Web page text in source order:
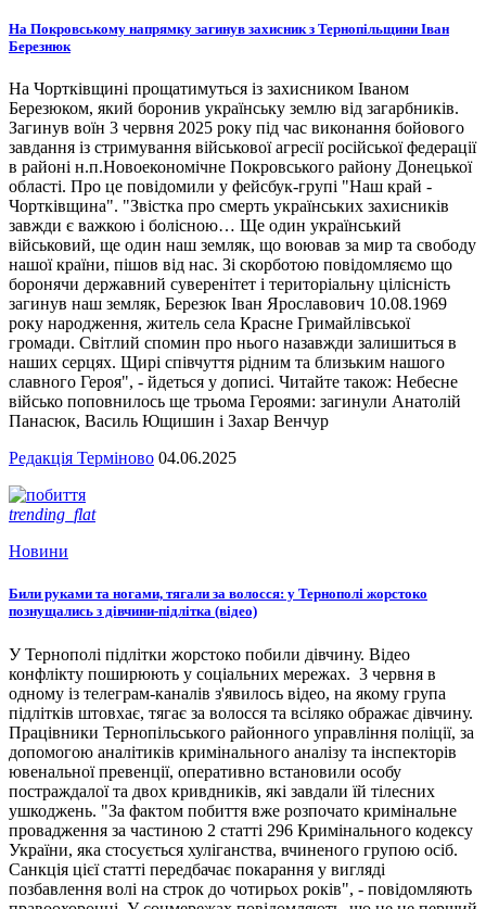
На Покровському напрямку загинув захисник з Тернопільщини Іван
Березнюк
На Чортківщині прощатимуться із захисником Іваном
Березюком, який боронив українську землю від загарбників.
Загинув воїн 3 червня 2025 року під час виконання бойового
завдання із стримування військової агресії російської федерації
в районі н.п.Новоекономічне Покровського району Донецької
області. Про це повідомили у фейсбук-групі "Наш край -
Чортківщина". "Звістка про смерть українських захисників
завжди є важкою і болісною… Ще один український
військовий, ще один наш земляк, що воював за мир та свободу
нашої країни, пішов від нас. Зі скорботою повідомляємо що
боронячи державний суверенітет і територіальну цілісність
загинув наш земляк, Березюк Іван Ярославович 10.08.1969
року народження, житель села Красне Гримайлівської
громади. Світлий спомин про нього назавжди залишиться в
наших серцях. Щирі співчуття рідним та близьким нашого
славного Героя", - йдеться у дописі. Читайте також: Небесне
військо поповнилось ще трьома Героями: загинули Анатолій
Панасюк, Василь Ющишин і Захар Венчур
Редакція Терміново 04.06.2025
trending_flat
Новини
Били руками та ногами, тягали за волосся: у Тернополі жорстоко
познущались з дівчини-підлітка (відео)
У Тернополі підлітки жорстоко побили дівчину. Відео
конфлікту поширюють у соціальних мережах. 3 червня в
одному із телеграм-каналів з'явилось відео, на якому група
підлітків штовхає, тягає за волосся та всіляко ображає дівчину.
Працівники Тернопільського районного управління поліції, за
допомогою аналітиків кримінального аналізу та інспекторів
ювенальної превенції, оперативно встановили особу
постраждалої та двох кривдників, які завдали їй тілесних
ушкоджень. "За фактом побиття вже розпочато кримінальне
провадження за частиною 2 статті 296 Кримінального кодексу
України, яка стосується хуліганства, вчиненого групою осіб.
Санкція цієї статті передбачає покарання у вигляді
позбавлення волі на строк до чотирьох років", - повідомляють